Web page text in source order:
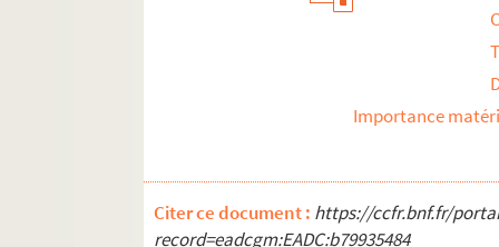
Importance
Citer ce document : https://ccfr.bnf.fr/
record=eadcgm:EADC:b79935484